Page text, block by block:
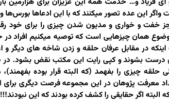
این عده تصور میکنند که با این ادعاها بورس‌ها
خفت و خواری و مدیون شدن چیزی را برای خود
همان چیزهایی است که توصیه میکنیم افراد در
در مقابل عرفان حلقه و زدن شاخه های دیگر و
بشوند و کپی رایت این مکتب نقض بشود. در
حلقه چیزی را بفهمد (که البته قرار بوده
معرفت پژوهان در این مجموعه فرصت دیگری برای
البته اگر حقایقی را کشف کرده بودند که این